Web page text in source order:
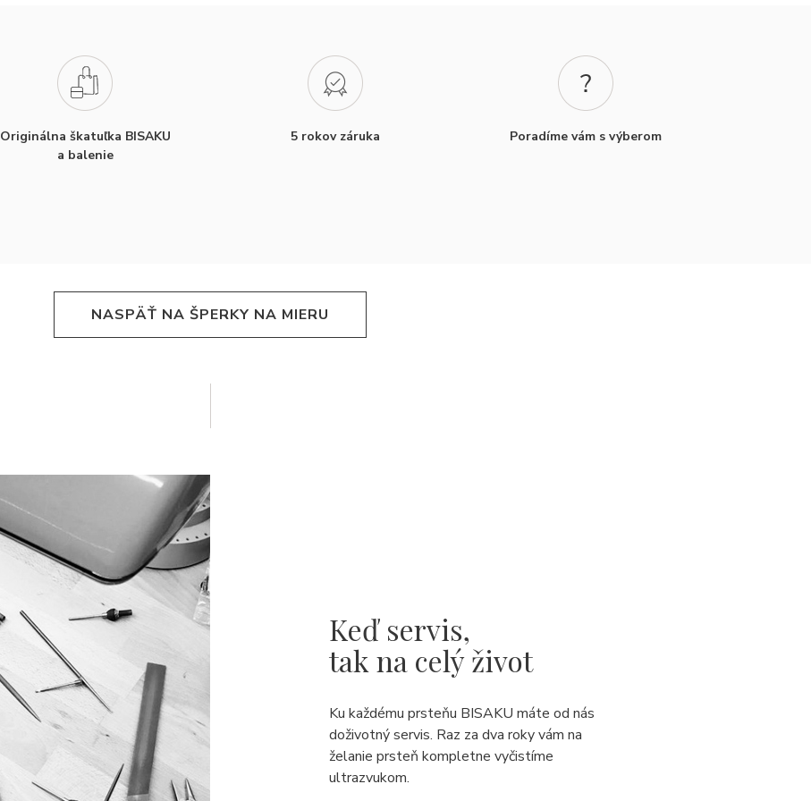
Originálna škatuľka BISAKU
a balenie
5 rokov záruka Poradíme vám s výberom
NASPÄŤ NA ŠPERKY NA MIERU
Keď servis,
tak na celý život
Ku každému prsteňu BISAKU máte od nás
doživotný servis. Raz za dva roky vám na
želanie prsteň kompletne vyčistíme
ultrazvukom.